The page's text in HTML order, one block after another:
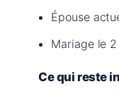
Épouse
Mariage le
Ce qui reste